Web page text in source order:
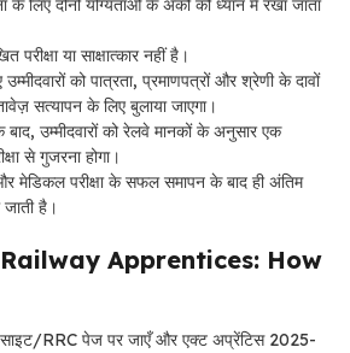
के लिए दोनों योग्यताओं के अंकों को ध्यान में रखा जाता
परीक्षा या साक्षात्कार नहीं है।
को पात्रता, प्रमाणपत्रों और श्रेणी के दावों
सत्यापन के लिए बुलाया जाएगा।
उम्मीदवारों को रेलवे मानकों के अनुसार एक
से गुजरना होगा।
मेडिकल परीक्षा के सफल समापन के बाद ही अंतिम
है।
Railway Apprentices: How
RRC पेज पर जाएँ और एक्ट अप्रेंटिस 2025-